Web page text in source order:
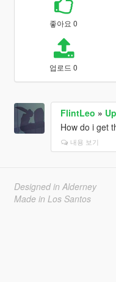
좋아요 0
업로드 0
FlintLeo »
How do i get
내용 보기
Designed in Alderney
Made in Los Santos